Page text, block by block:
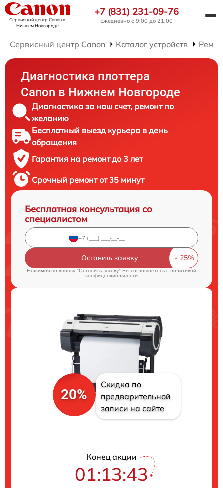
Сервисный центр Canonв
Нижнем Новгороде
+7 (831) 231-09-76
Ежедневно с 9:00 до 21:00
Сервисный центр Canon Каталог устройств
Диагностика плоттера
Canon в Нижнем Новгороде
Диагностика за наш счет, ремонт по
желанию
Бесплатный выезд курьера в день
обращения
Гарантия на ремонт до 3 лет
Срочный ремонт от 35 минут
Бесплатная консультация со
специалистом
Оставить заявку
Нажимая на кнопку "Оставить заявку" Вы соглашаетесь cполитикой
конфиденциальности
20%
Скидка по
предварительной
записи на сайте
Конец акции
01:13:43